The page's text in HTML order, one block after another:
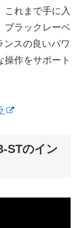
これまで手に入
ブラックレーベ
ンスの良いパワ
操作をサポート
STのイン